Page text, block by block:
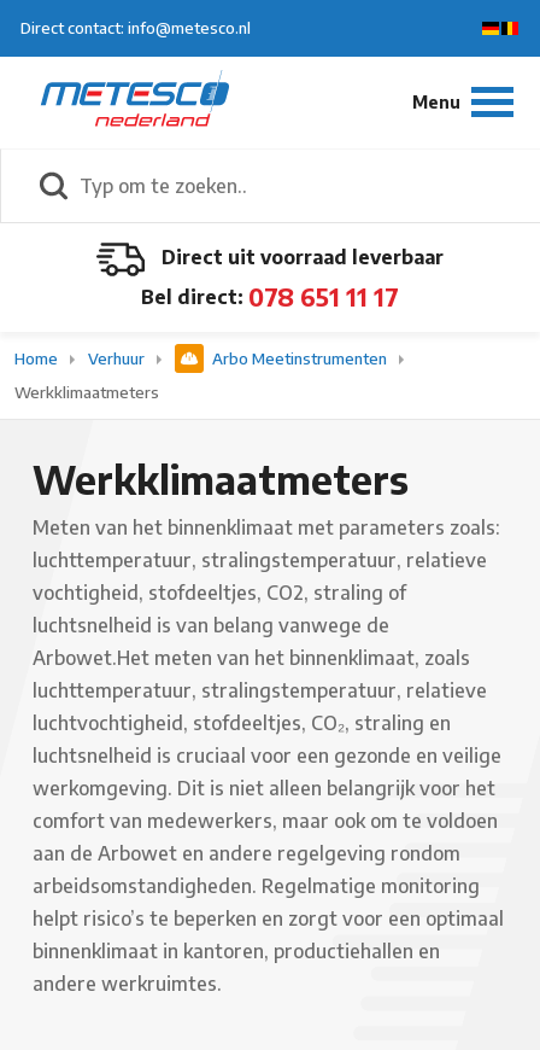
Direct contact: info@metesco.nl
Direct uit voorraad leverbaar
Bel direct: 078 651 11 17
Home Verhuur
Arbo Meetinstrumenten
Werkklimaatmeters
Werkklimaatmeters
Meten van het binnenklimaat met parameters zoals:
luchttemperatuur, stralingstemperatuur, relatieve
vochtigheid, stofdeeltjes, CO2, straling of
luchtsnelheid is van belang vanwege de
Arbowet.Het meten van het binnenklimaat, zoals
luchttemperatuur, stralingstemperatuur, relatieve
luchtvochtigheid, stofdeeltjes, CO₂, straling en
luchtsnelheid is cruciaal voor een gezonde en veilige
werkomgeving. Dit is niet alleen belangrijk voor het
comfort van medewerkers, maar ook om te voldoen
aan de Arbowet en andere regelgeving rondom
arbeidsomstandigheden. Regelmatige monitoring
helpt risico’s te beperken en zorgt voor een optimaal
binnenklimaat in kantoren, productiehallen en
andere werkruimtes.